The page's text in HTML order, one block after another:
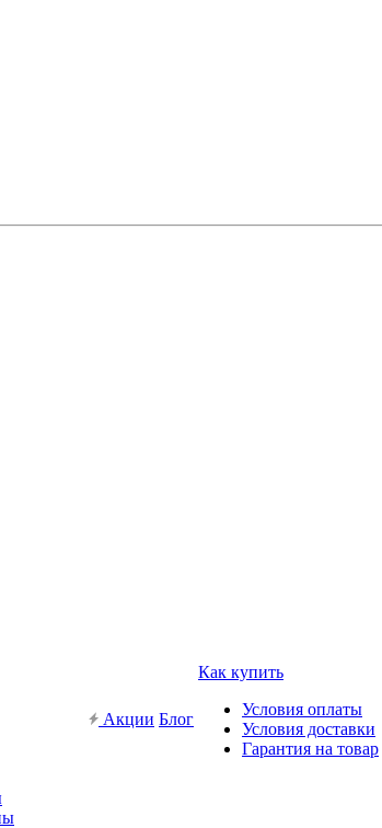
Акции Блог
Как купить
Условия оплаты
Условия доставки
Гарантия на товар